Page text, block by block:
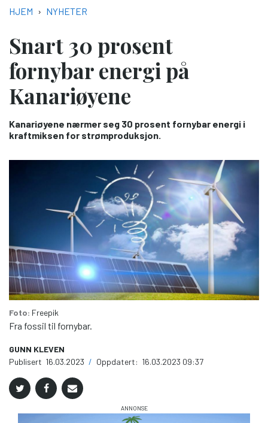
NAVIGASJONSSTI
HJEM NYHETER
Snart 30 prosent
fornybar energi på
Kanariøyene
Kanariøyene nærmer seg 30 prosent fornybar energi i
kraftmiksen for strømproduksjon.
Foto: Freepik
Fra fossil til fornybar.
GUNN KLEVEN
Publisert 16.03.2023 / Oppdatert: 16.03.2023 09:37